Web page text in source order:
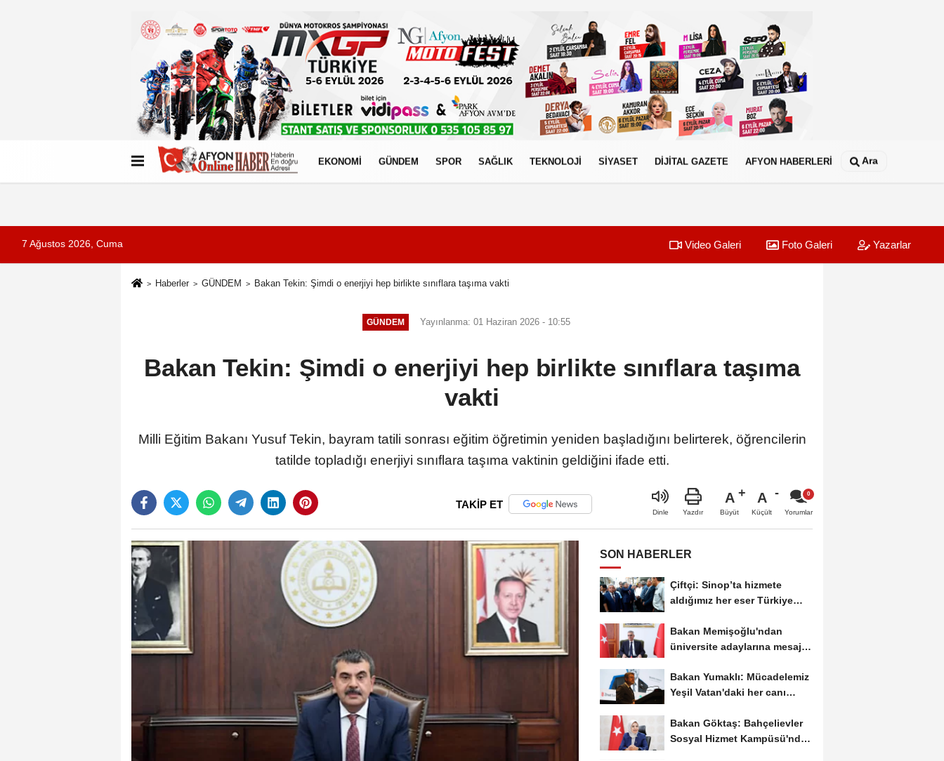
Künye İletişim Çerez Politikası
EKONOMİ GÜNDEM SPOR SAĞLIK TEKNOLOJİ SİYASET DİJİTAL GAZETE AFYON HABERLERİ Ara
7 Ağustos 2026, Cuma Video Galeri Foto Galeri Yazarlar
Haberler GÜNDEM Bakan Tekin: Şimdi o enerjiyi hep birlikte sınıflara taşıma vakti
GÜNDEM Yayınlanma: 01 Haziran 2026 - 10:55
Bakan Tekin: Şimdi o enerjiyi hep birlikte sınıflara taşıma
vakti
Milli Eğitim Bakanı Yusuf Tekin, bayram tatili sonrası eğitim öğretimin yeniden başladığını belirterek, öğrencilerin
tatilde topladığı enerjiyi sınıflara taşıma vaktinin geldiğini ifade etti.
TAKİP ET
Dinle Yazdır
A
Büyüt
A
Küçült Yorumlar
SON HABERLER
Çiftçi: Sinop’ta hizmete
aldığımız her eser Türkiye
Bakan Memişoğlu'ndan
üniversite adaylarına mesaj:
Bakan Yumaklı: Mücadelemiz
Yeşil Vatan'daki her canı
Bakan Göktaş: Bahçelievler
Sosyal Hizmet Kampüsü'nde